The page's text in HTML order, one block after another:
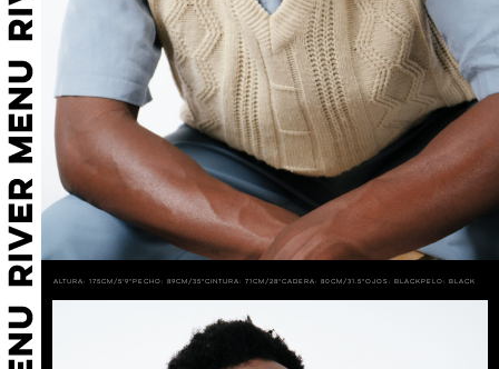
Altura: 175cm/5'9" Pecho: 89cm/35"Cintura: 71cm/28"Cadera: 80cm/31.5"Ojos: BLACK Pelo: BLACK